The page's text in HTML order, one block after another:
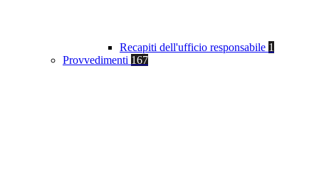
Recapiti dell'ufficio responsabile 1
Provvedimenti 167